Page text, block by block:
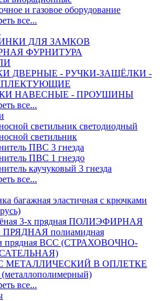
и газовое оборудование
все...
ДЛЯ ЗАМКОВ
ФУРНИТУРА
ДВЕРНЫЕ - РУЧКИ-ЗАЩЁЛКИ -
НАВЕСНЫЕ - ПРОУШИНЫ
все...
светильник светодиодный
светильник
ПВС 3 гнезда
ПВС 1 гнездо
каучуковый 3 гнезда
все...
багажная эластичная с крючками
3-х прядная ПОЛИЭФИРНАЯ
ПРЯДНАЯ полиамидная
прядная ВСС (СТРАХОВОЧНО-
МЕТАЛЛИЧЕСКИЙ В ОПЛЕТКЕ
все...